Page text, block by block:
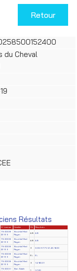
Retour
du Cheval
Résultats
N° License Cavalier Clt
Résultats
TN-2008-
23169
Bouhlel Med
Rayen
AB AB
TN-2008-
23169
Bouhlel Med
Rayen
AB AB
TN-2008-
23169
Bouhlel Med
Rayen
6 0.00/67.71/41.43/8.00
TN-2008-
23169
Bouhlel Med
Rayen
EL EL
TN-2008-
23169
Bouhlel Med
Rayen
9 14/80.01
TN-2009-
Ben Salah
1 57.20